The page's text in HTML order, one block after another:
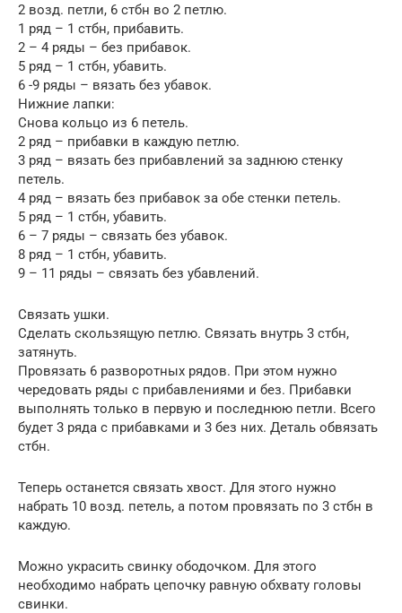
2 возд. петли, 6 стбн во 2 петлю.
1 ряд – 1 стбн, прибавить.
2 – 4 ряды – без прибавок.
5 ряд – 1 стбн, убавить.
6 -9 ряды – вязать без убавок.
Нижние лапки:
Снова кольцо из 6 петель.
2 ряд – прибавки в каждую петлю.
3 ряд – вязать без прибавлений за заднюю стенку
петель.
4 ряд – вязать без прибавок за обе стенки петель.
5 ряд – 1 стбн, убавить.
6 – 7 ряды – связать без убавок.
8 ряд – 1 стбн, убавить.
9 – 11 ряды – связать без убавлений.
Связать ушки.
Сделать скользящую петлю. Связать внутрь 3 стбн,
затянуть.
Провязать 6 разворотных рядов. При этом нужно
чередовать ряды с прибавлениями и без. Прибавки
выполнять только в первую и последнюю петли. Всего
будет 3 ряда с прибавками и 3 без них. Деталь обвязать
стбн.
Теперь останется связать хвост. Для этого нужно
набрать 10 возд. петель, а потом провязать по 3 стбн в
каждую.
Можно украсить свинку ободочком. Для этого
необходимо набрать цепочку равную обхвату головы
свинки.